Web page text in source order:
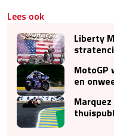
Lees ook
Liberty
MotoGP
en